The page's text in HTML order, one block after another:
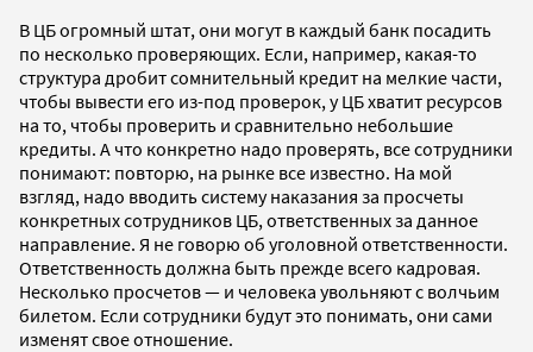
В ЦБ огромный штат, они могут в каждый банк посадить
по несколько проверяющих. Если, например, какая-то
структура дробит сомнительный кредит на мелкие части,
чтобы вывести его из-под проверок, у ЦБ хватит ресурсов
на то, чтобы проверить и сравнительно небольшие
кредиты. А что конкретно надо проверять, все сотрудники
понимают: повторю, на рынке все известно. На мой
взгляд, надо вводить систему наказания за просчеты
конкретных сотрудников ЦБ, ответственных за данное
направление. Я не говорю об уголовной ответственности.
Ответственность должна быть прежде всего кадровая.
Несколько просчетов — и человека увольняют с волчьим
билетом. Если сотрудники будут это понимать, они сами
изменят свое отношение.